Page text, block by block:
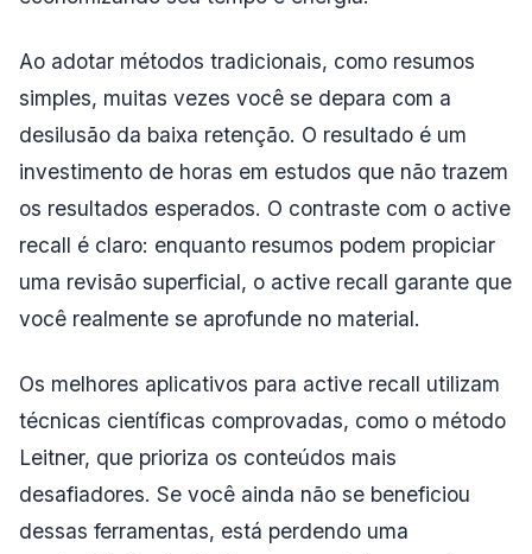
Ao adotar métodos tradicionais, como resumos
simples, muitas vezes você se depara com a
desilusão da baixa retenção. O resultado é um
investimento de horas em estudos que não trazem
os resultados esperados. O contraste com o active
recall é claro: enquanto resumos podem propiciar
uma revisão superficial, o active recall garante que
você realmente se aprofunde no material.
Os melhores aplicativos para active recall utilizam
técnicas científicas comprovadas, como o método
Leitner, que prioriza os conteúdos mais
desafiadores. Se você ainda não se beneficiou
dessas ferramentas, está perdendo uma